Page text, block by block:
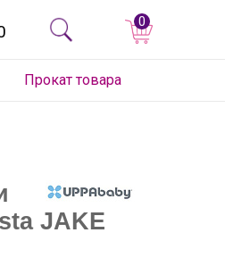
0
Прокат товара
JAKE